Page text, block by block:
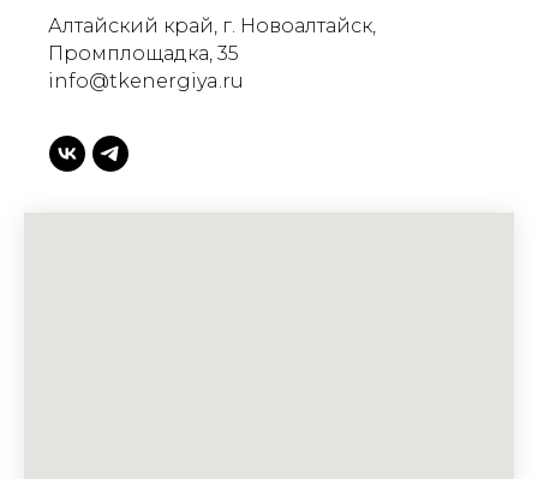
Алтайский край, г. Новоалтайск,
Промплощадка, 35
info@tkenergiya.ru